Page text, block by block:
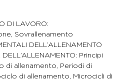
DI LAVORO:
Sovrallenamento
DELL’ALLENAMENTO
Principi
di allenamento, Periodi di
di allenamento, Microcicli di